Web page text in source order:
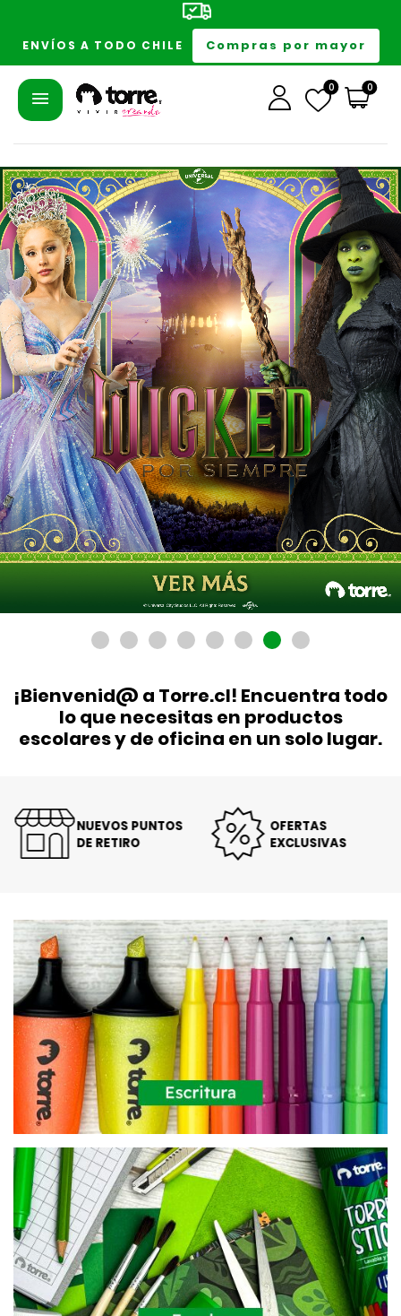
ENVÍOS A TODO CHILE Compras por mayor
0 0
¡Bienvenid@ a Torre.cl! Encuentra todo
lo que necesitas en productos
escolares y de oficina en un solo lugar.
NUEVOS PUNTOS
DE RETIRO
OFERTAS
EXCLUSIVAS